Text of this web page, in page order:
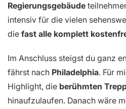
Regierungsgebäude
intensiv für die vielen
die fast alle komplett
Im Anschluss steigst du ganz
fährst nach Philadelphia. Für
Highlight, die berühmten
hinaufzulaufen. Danach wäre